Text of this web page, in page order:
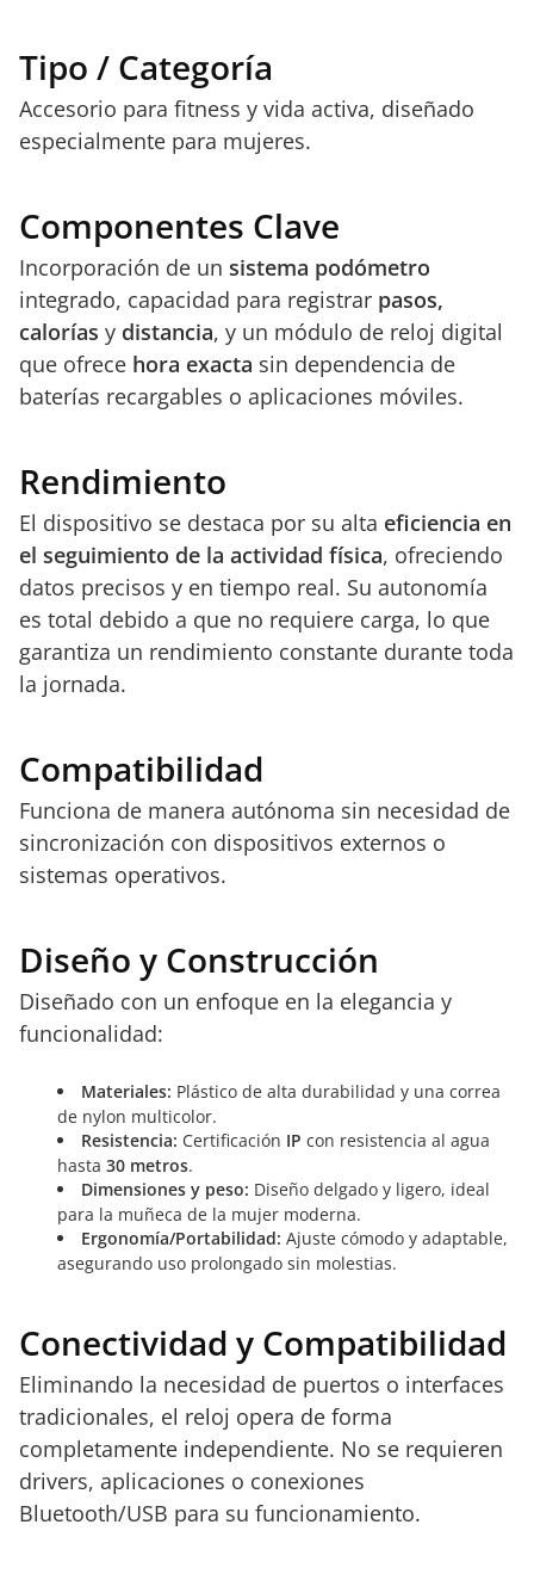
Tipo / Categoría
Accesorio para fitness y vida activa, diseñado
especialmente para mujeres.
Componentes Clave
Incorporación de un sistema podómetro
integrado, capacidad para registrar pasos,
calorías y distancia, y un módulo de reloj digital
que ofrece hora exacta sin dependencia de
baterías recargables o aplicaciones móviles.
Rendimiento
El dispositivo se destaca por su alta eficiencia en
el seguimiento de la actividad física, ofreciendo
datos precisos y en tiempo real. Su autonomía
es total debido a que no requiere carga, lo que
garantiza un rendimiento constante durante toda
la jornada.
Compatibilidad
Funciona de manera autónoma sin necesidad de
sincronización con dispositivos externos o
sistemas operativos.
Diseño y Construcción
Diseñado con un enfoque en la elegancia y
funcionalidad:
Materiales: Plástico de alta durabilidad y una correa
de nylon multicolor.
Resistencia: Certificación IP con resistencia al agua
hasta 30 metros.
Dimensiones y peso: Diseño delgado y ligero, ideal
para la muñeca de la mujer moderna.
Ergonomía/Portabilidad: Ajuste cómodo y adaptable,
asegurando uso prolongado sin molestias.
Conectividad y Compatibilidad
Eliminando la necesidad de puertos o interfaces
tradicionales, el reloj opera de forma
completamente independiente. No se requieren
drivers, aplicaciones o conexiones
Bluetooth/USB para su funcionamiento.